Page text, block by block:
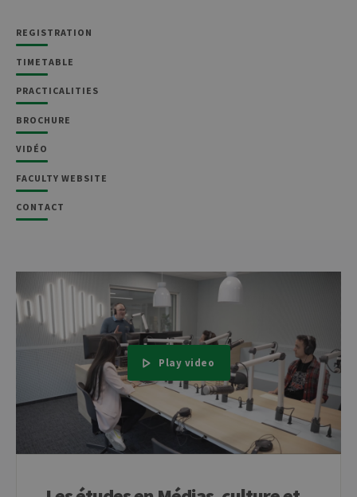
REGISTRATION
TIMETABLE
PRACTICALITIES
BROCHURE
VIDÉO
FACULTY WEBSITE
CONTACT
Play video